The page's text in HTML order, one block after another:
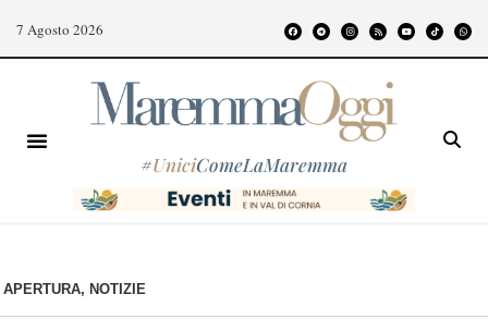
7 Agosto 2026
#UniciComeLaMaremma
APERTURA, NOTIZIE